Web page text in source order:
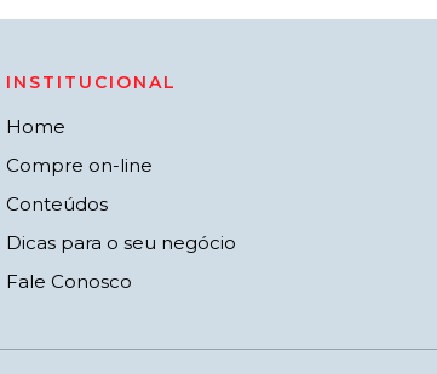
INSTITUCIONAL
Home
Compre on-line
Conteúdos
Dicas para o seu negócio
Fale Conosco